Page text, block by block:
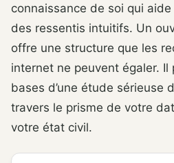
connaissance de soi qui
des ressentis intuitifs. Un
offre une structure que les
internet ne peuvent égaler. Il
bases d’une étude sérieuse
travers le prisme de votre
votre état civil.